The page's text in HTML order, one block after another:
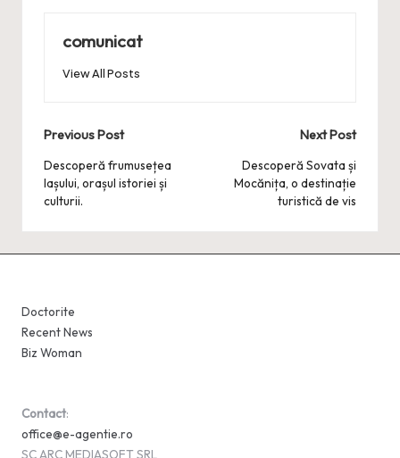
comunicat
View All Posts
Post
navigation
Previous Post
Descoperă frumusețea
Iașului, orașul istoriei și
culturii.
Next Post
Descoperă Sovata și
Mocănița, o destinație
turistică de vis
Doctorite
Recent News
Biz Woman
Contact:
office@e-agentie.ro
SC ARC MEDIASOFT SRL